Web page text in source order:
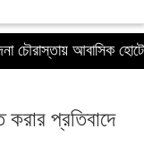
চৌরাস্তায় আবাসিক
করার প্রতিবাদে